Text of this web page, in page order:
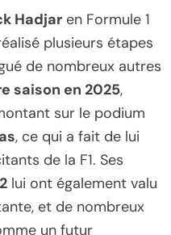
Hadjar en Formule 1
plusieurs étapes
de nombreux autres
saison en 2025,
sur le podium
, ce qui a fait de lui
de la F1. Ses
lui ont également valu
et de nombreux
un futur